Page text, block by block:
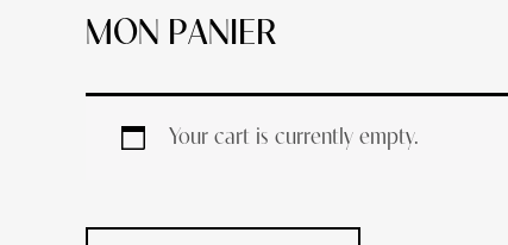
MON PANIER
Your cart is currently empty.